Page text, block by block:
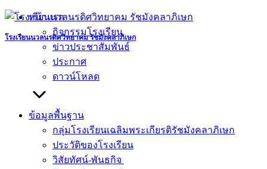
Skip
content
โรงเรียนนวลนรดิศวิทยาคม รัชมังคลาภิเษก
หน้าแรก
กิจกรรมโรงเรียน
ข่าวประชาสัมพันธ์
ประกาศ
ดาวน์โหลด
ข้อมูลพื้นฐาน
กลุ่มโรงเรียนเฉลิมพระเกียรติรัชมังคลาภิเษก
ประวัติของโรงเรียน
วิสัยทัศน์-พันธกิจ